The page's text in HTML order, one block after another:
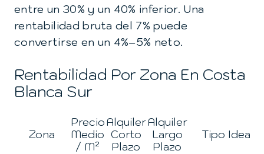
entre un 30% y un 40% inferior. Una
rentabilidad bruta del 7% puede
convertirse en un 4%–5% neto.
Rentabilidad Por Zona En Costa
Blanca Sur
Zona
Precio
Medio
/ M²
Alquiler
Corto
Plazo
Alquiler
Largo
Plazo
Tipo Ideal